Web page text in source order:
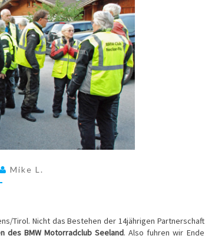
Mike L.
Tirol. Nicht das Bestehen der 14jährigen Partnerschaft
des BMW Motorradclub Seeland. Also fuhren wir Ende